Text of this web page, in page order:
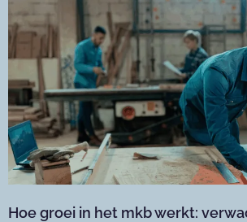
Hoe groei in het mkb werkt: